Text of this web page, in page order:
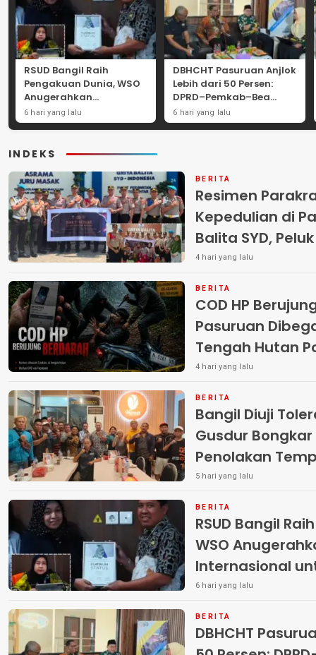
RSUD Bangil Raih
Pengakuan Dunia, WSO
Anugerahkan
Penghargaan
Internasional untuk
6 hari yang lalu
DBHCHT Pasuruan Anjlok
Lebih dari 50 Persen:
DPRD–Pemkab–Bea
Cukai Perkuat Perang
Melawan Peredaran
6 hari yang lalu
INDEKS
BERITA
Resimen
Kepedulian di
Balita SYD,
Terlantar
4 hari yang lalu
BERITA
COD HP
Pasuruan
Tengah Hutan Polisi Buru Tiga
Pelaku
4 hari yang lalu
BERITA
Bangil Diuji
Gusdur
Penolakan
5 hari yang lalu
BERITA
RSUD Bangil
WSO
Internasional
6 hari yang lalu
BERITA
DBHCHT